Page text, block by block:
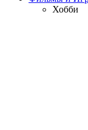
Хобби